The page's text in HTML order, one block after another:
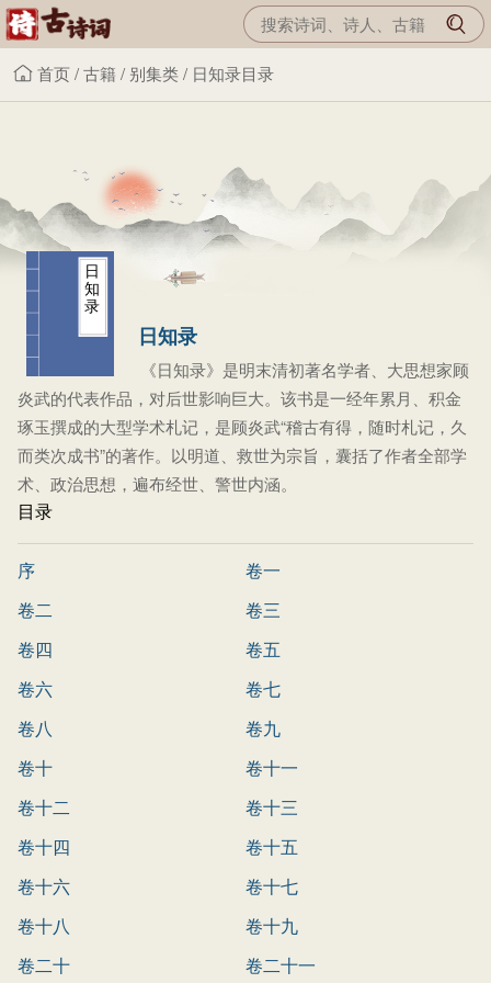
首页/古籍 / 别集类/ 日知录目录
日
知
录
日知录
《日知录》是明末清初著名学者、大思想家顾
炎武的代表作品，对后世影响巨大。该书是一经年累月、积金
琢玉撰成的大型学术札记，是顾炎武“稽古有得，随时札记，久
而类次成书”的著作。以明道、救世为宗旨，囊括了作者全部学
术、政治思想，遍布经世、警世内涵。
目录
序
卷一
卷二
卷三
卷四
卷五
卷六
卷七
卷八
卷九
卷十
卷十一
卷十二
卷十三
卷十四
卷十五
卷十六
卷十七
卷十八
卷十九
卷二十
卷二十一